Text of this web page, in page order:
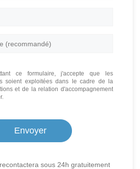
ce formulaire, j'accepte que les
soient exploitées dans le cadre de la
et de la relation d'accompagnement
sous 24h gratuitement